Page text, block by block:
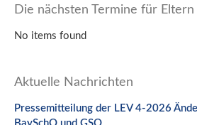
Die nächsten Termine für Eltern
No items found
Aktuelle Nachrichten
Pressemitteilung der LEV 4-2026